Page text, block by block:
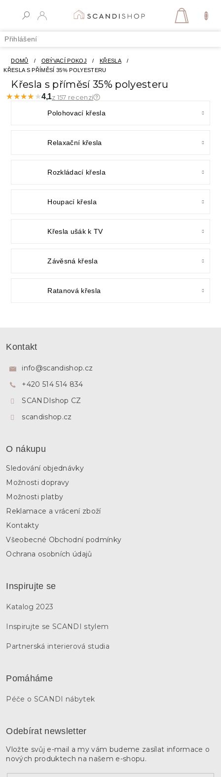
Přihlášení
DOMŮ / OBÝVACÍ POKOJ / KŘESLA
/
KŘESLA S PŘÍMĚSÍ 35% POLYESTERU
Křesla s příměsí 35% polyesteru
★★★★★
★★★★★4,1z 157 recenzí
Polohovací křesla
Relaxační křesla
Rozkládací křesla
Houpací křesla
Křesla ušák k TV
Závěsná křesla
Ratanová křesla
Kontakt
info@scandishop.cz
+420 514 514 834
SCANDIshop CZ
scandishop.cz
O nákupu
Sledování objednávky
Možnosti dopravy
Možnosti platby
Reklamace a vrácení zboží
Kontakty
Všeobecné Obchodní podmínky
Ochrana osobních údajů
Inspirujte se
Katalog 2023
Inspirujte se SCANDI stylem
Partnerská interierová studia
Pomáháme
Péče o SCANDI nábytek
Odebírat newsletter
Vložte svůj e-mail a my vám budeme zasílat informace o
nových produktech na našem e-shopu.